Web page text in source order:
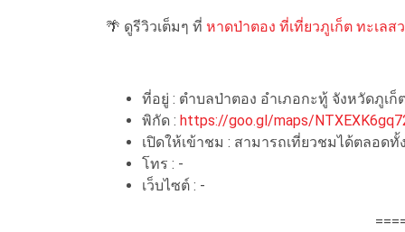
🌴 ดูรีวิวเต็มๆ ที่ หาดป่าตอง ที่เที่ยวภูเก็ต ทะเลส
ที่อยู่ : ตำบลป่าตอง อำเภอกะทู้ จังหวัดภูเก็
พิกัด : https://goo.gl/maps/
เปิดให้เข้าชม : สามารถเที่ยวชมได้ตลอดทั้
โทร : -
เว็บไซต์ : -